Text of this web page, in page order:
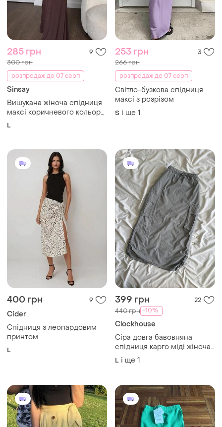
285 грн 9
300 грн
розпродаж до 07 серп
Sinsay
Вишукана жіноча спідниця
максі коричневого кольору
розпродаж
L
253 грн 3
266 грн
розпродаж до 07 серп
Світло-бузкова спідниця
максі з розрізом
S і ще 1
400 грн 9
Cider
Спідниця з леопардовим
принтом
L
399 грн 22
440 грн -10%
Clockhouse
Сіра довга бавовняна
спідниця карго міді жіноча
clockhouse l
L і ще 1